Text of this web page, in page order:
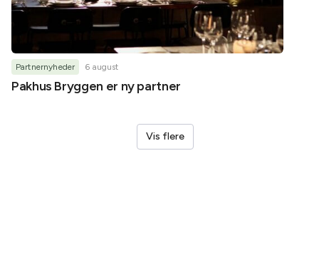
Partnernyheder 6 august
Pakhus Bryggen er ny partner
Vis flere